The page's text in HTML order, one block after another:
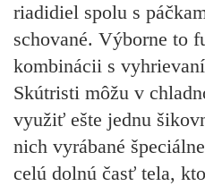
riadidiel spolu s
schované. Výborne to
kombinácii s
Skútristi môžu v
využiť ešte jednu
nich vyrábané
celú dolnú časť tela,